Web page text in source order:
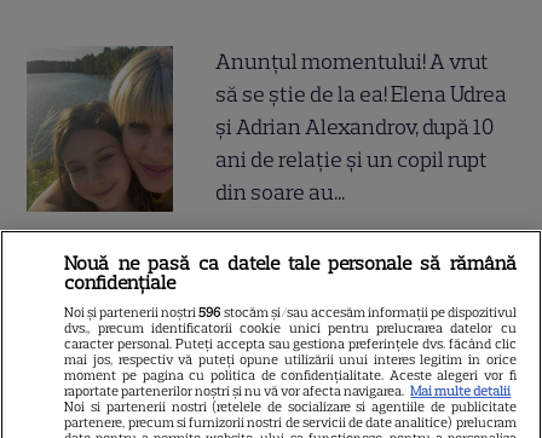
Anunțul momentului! A vrut
să se știe de la ea! Elena Udrea
și Adrian Alexandrov, după 10
ani de relație și un copil rupt
din soare au...
Doliu la TV! Anunțul tragic al
frânge inimi! A murit subit
prezentatoarea TV care ani de
zile ne-a adus știri de pe
Litoral
Nouă ne pasă ca datele tale personale să rămână
confidențiale
Noi și partenerii noștri596 stocăm și/sau accesăm informații pe dispozitivul
dvs., precum identificatorii cookie unici pentru prelucrarea datelor cu
caracter personal. Puteți accepta sau gestiona preferințele dvs. făcând clic
mai jos, respectiv vă puteți opune utilizării unui interes legitim în orice
moment pe pagina cu politica de confidențialitate. Aceste alegeri vor fi
raportate partenerilor noștri și nu vă vor afecta navigarea. Mai multe detalii
Noi si partenerii nostri (retelele de socializare si agentiile de publicitate
partenere, precum si furnizorii nostri de servicii de date analitice) prelucram